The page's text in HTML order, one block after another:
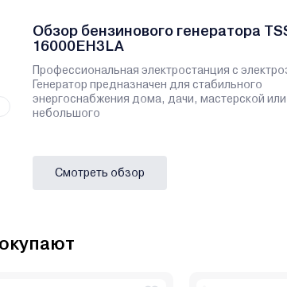
Обзор бензинового генератора
16000EH3LA
Профессиональная электростанция с
Генератор предназначен для стабильного
энергоснабжения дома, дачи, мастерской или
небольшого
Смотреть обзор